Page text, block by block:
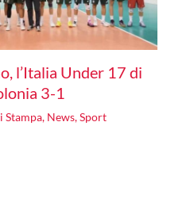
l’Italia Under 17 di
3-1
Stampa, News,Sport